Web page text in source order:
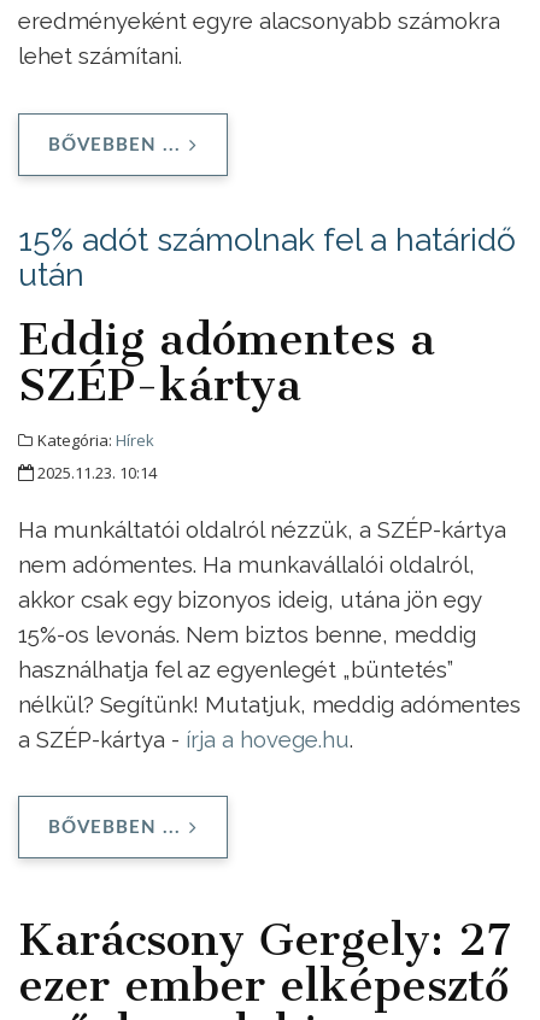
eredményeként egyre alacsonyabb számokra
lehet számítani.
BŐVEBBEN ...
15% adót számolnak fel a határidő
után
Eddig adómentes a
SZÉP-kártya
Kategória: Hírek
2025.11.23. 10:14
Ha munkáltatói oldalról nézzük, a SZÉP-kártya
nem adómentes. Ha munkavállalói oldalról,
akkor csak egy bizonyos ideig, utána jön egy
15%-os levonás. Nem biztos benne, meddig
használhatja fel az egyenlegét „büntetés”
nélkül? Segítünk! Mutatjuk, meddig adómentes
a SZÉP-kártya - írja a hovege.hu.
BŐVEBBEN ...
Karácsony Gergely: 27
ezer ember elképesztő